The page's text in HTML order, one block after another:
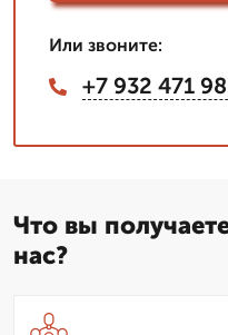
Или звоните:
+7 932 471
Что вы
нас?